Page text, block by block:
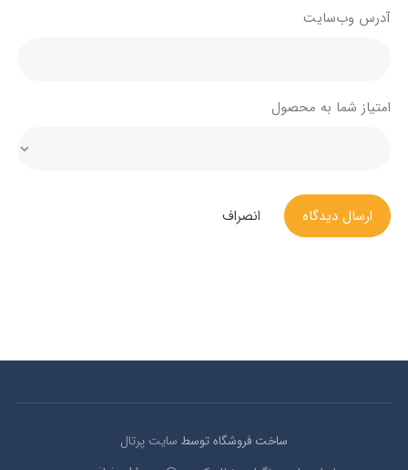
آدرس وب‌سایت
امتیاز شما به محصول
ارسال دیدگاه انصراف
ساخت فروشگاه توسط سایت پرتال